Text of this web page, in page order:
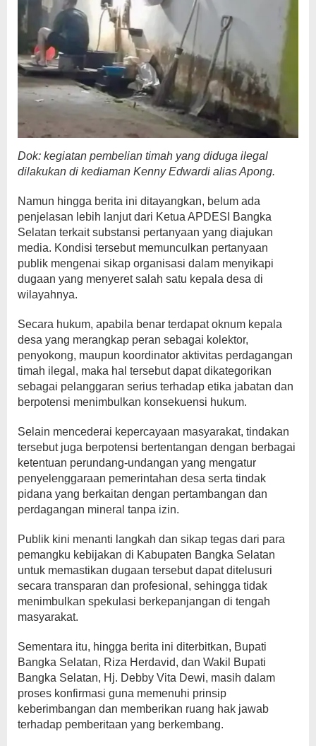
Dok: kegiatan pembelian timah yang diduga ilegal
dilakukan di kediaman Kenny Edwardi alias Apong.
Namun hingga berita ini ditayangkan, belum ada
penjelasan lebih lanjut dari Ketua APDESI Bangka
Selatan terkait substansi pertanyaan yang diajukan
media. Kondisi tersebut memunculkan pertanyaan
publik mengenai sikap organisasi dalam menyikapi
dugaan yang menyeret salah satu kepala desa di
wilayahnya.
Secara hukum, apabila benar terdapat oknum kepala
desa yang merangkap peran sebagai kolektor,
penyokong, maupun koordinator aktivitas perdagangan
timah ilegal, maka hal tersebut dapat dikategorikan
sebagai pelanggaran serius terhadap etika jabatan dan
berpotensi menimbulkan konsekuensi hukum.
Selain mencederai kepercayaan masyarakat, tindakan
tersebut juga berpotensi bertentangan dengan berbagai
ketentuan perundang-undangan yang mengatur
penyelenggaraan pemerintahan desa serta tindak
pidana yang berkaitan dengan pertambangan dan
perdagangan mineral tanpa izin.
Publik kini menanti langkah dan sikap tegas dari para
pemangku kebijakan di Kabupaten Bangka Selatan
untuk memastikan dugaan tersebut dapat ditelusuri
secara transparan dan profesional, sehingga tidak
menimbulkan spekulasi berkepanjangan di tengah
masyarakat.
Sementara itu, hingga berita ini diterbitkan, Bupati
Bangka Selatan, Riza Herdavid, dan Wakil Bupati
Bangka Selatan, Hj. Debby Vita Dewi, masih dalam
proses konfirmasi guna memenuhi prinsip
keberimbangan dan memberikan ruang hak jawab
terhadap pemberitaan yang berkembang.